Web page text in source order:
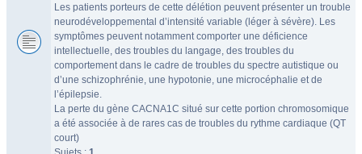
Les patients porteurs de cette délétion peuvent présenter un trouble
neurodéveloppemental d’intensité variable (léger à sévère). Les
symptômes peuvent notamment comporter une déficience
intellectuelle, des troubles du langage, des troubles du
comportement dans le cadre de troubles du spectre autistique ou
d’une schizophrénie, une hypotonie, une microcéphalie et de
l’épilepsie.
La perte du gène CACNA1C situé sur cette portion chromosomique
a été associée à de rares cas de troubles du rythme cardiaque (QT
court)